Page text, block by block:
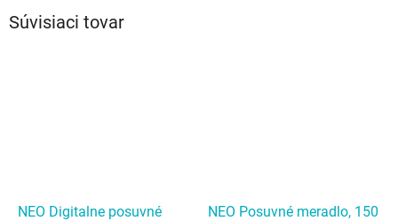
Súvisiaci tovar
NEO Digitalne posuvné
NEO Posuvné meradlo, 150